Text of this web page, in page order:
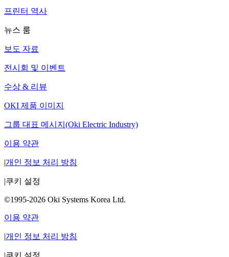
프린터 역사
뉴스 룸
보도 자료
전시회 및 이벤트
수상 & 리뷰
OKI 제품 이미지
그룹 대표 메시지(Oki Electric Industry)
이용 약관
|개인 정보 처리 방침
|쿠키 설정
©1995-2026 Oki Systems Korea Ltd.
이용 약관
|개인 정보 처리 방침
|쿠키 설정